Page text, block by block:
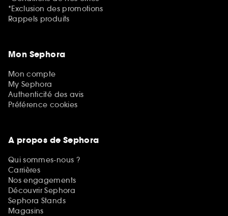
*Exclusion des promotions
Rappels produits
Mon Sephora
Mon compte
My Sephora
Authenticité des avis
Préférence cookies
A propos de Sephora
Qui sommes-nous ?
Carrières
Nos engagements
Découvrir Sephora
Sephora Stands
Magasins